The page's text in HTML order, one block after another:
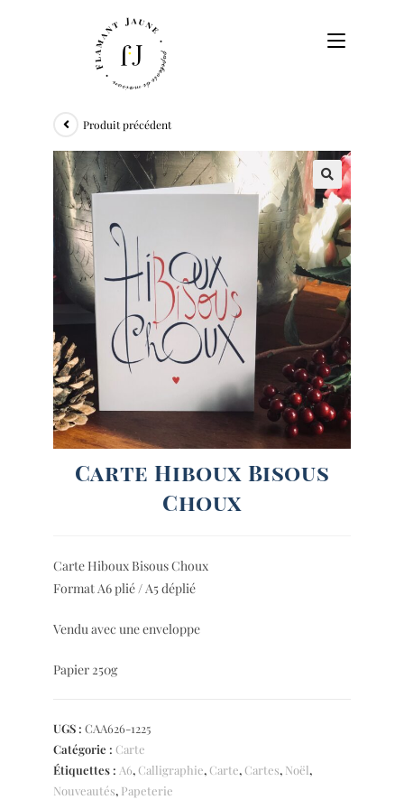
Produit précédent
Carte Hiboux Bisous
Choux
Carte Hiboux Bisous Choux
Format A6 plié / A5 déplié
Vendu avec une enveloppe
Papier 250g
UGS :CAA626-1225
Catégorie :Carte
Étiquettes : A6,Calligraphie,Carte,Cartes, Noël,
Nouveautés, Papeterie